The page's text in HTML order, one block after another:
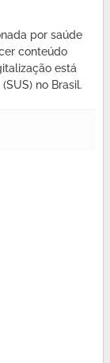
por saúde
conteúdo
está
no Brasil.